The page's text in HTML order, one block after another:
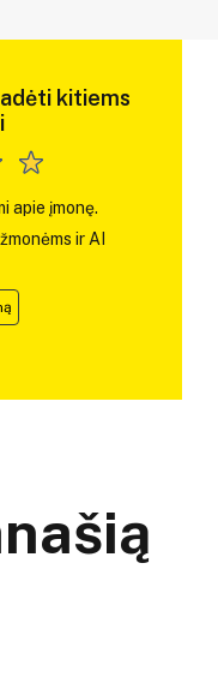
kitiems
apie įmonę.
ir AI